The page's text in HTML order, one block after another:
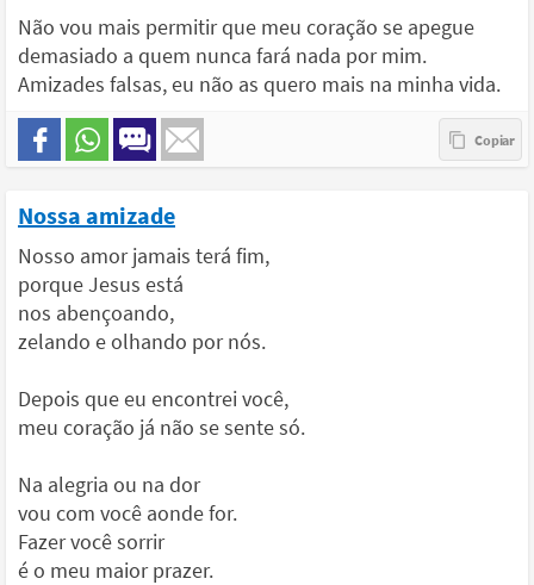
Não vou mais permitir que meu coração se apegue
demasiado a quem nunca fará nada por mim.
Amizades falsas, eu não as quero mais na minha vida.
Nossa amizade
Nosso amor jamais terá fim,
porque Jesus está
nos abençoando,
zelando e olhando por nós.
Depois que eu encontrei você,
meu coração já não se sente só.
Na alegria ou na dor
vou com você aonde for.
Fazer você sorrir
é o meu maior prazer.